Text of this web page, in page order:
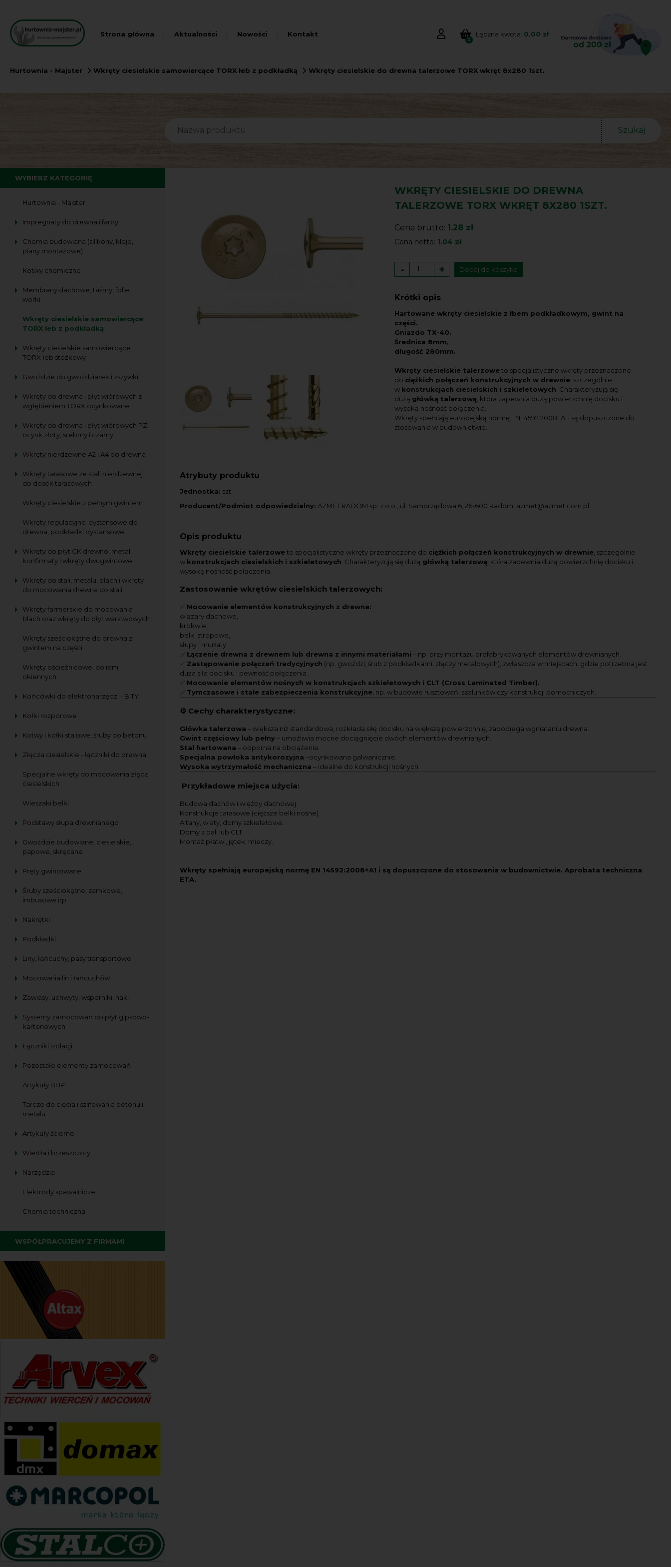
Strona główna Aktualności Nowości Kontakt
0
Łączna kwota: 0,00 zł
Hurtownia - Majster Wkręty ciesielskie samowiercące TORX łeb z podkładką Wkręty ciesielskie do drewna talerzowe TORX wkręt 8x280 1szt.
WYBIERZ KATEGORIĘ
Hurtownia - Majster
Impregnaty do drewna i farby
Chemia budowlana (silikony, kleje,
piany montażowe)
Kotwy chemiczne
Membrany dachowe, taśmy, folie,
worki
Wkręty ciesielskie samowiercące
TORX łeb z podkładką
Wkręty ciesielskie samowiercące
TORX łeb stożkowy
Gwoździe do gwoździarek i zszywki
Wkręty do drewna i płyt wiórowych z
wgłębieniem TORX ocynkowane
Wkręty do drewna i płyt wiórowych PZ
ocynk złoty, srebrny i czarny
Wkręty nierdzewne A2 i A4 do drewna
Wkręty tarasowe ze stali nierdzewnej
do desek tarasowych
Wkręty ciesielskie z pełnym gwintem
Wkręty regulacyjne-dystansowe do
drewna, podkładki dystansowe
Wkręty do płyt GK drewno, metal,
konfirmaty i wkręty dwugwintowe
Wkręty do stali, metalu, blach i wkręty
do mocowania drewna do stali
Wkręty farmerskie do mocowania
blach oraz wkręty do płyt warstwowych
Wkręty sześciokątne do drewna z
gwintem na części
Wkręty ościeżnicowe, do ram
okiennych
Końcówki do elektronarzędzi - BITY
Kołki rozporowe
Kotwy i kołki stalowe, śruby do betonu
Złącza ciesielskie - łączniki do drewna
Specjalne wkręty do mocowania złącz
ciesielskich
Wieszaki belki
Podstawy słupa drewnianego
Gwoździe budowlane, ciesielskie,
papowe, skręcane
Pręty gwintowane
Śruby sześciokątne, zamkowe,
imbusowe itp
Nakrętki
Podkładki
Liny, łańcuchy, pasy transportowe
Mocowania lin i łańcuchów
Zawiasy, uchwyty, wsporniki, haki
Systemy zamocowań do płyt gipsowo-
kartonowych
Łączniki izolacji
Pozostałe elementy zamocowań
Artykuły BHP
Tarcze do cięcia i szlifowania betonu i
metalu
Artykuły ścierne
Wiertła i brzeszczoty
Narzędzia
Elektrody spawalnicze
Chemia techniczna
WSPÓŁPRACUJEMY Z FIRMAMI
Szukaj
WKRĘTY CIESIELSKIE DO DREWNA
TALERZOWE TORX WKRĘT 8X280 1SZT.
Cena brutto: 1.28 zł
Cena netto: 1.04 zł
- + Dodaj do koszyka
Krótki opis
Hartowane wkręty ciesielskie z łbem podkładkowym, gwint na
części.
Gniazdo TX-40.
Średnica 8mm,
długość 280mm.
Wkręty ciesielskie talerzoweto specjalistyczne wkręty przeznaczone
do ciężkich połączeń konstrukcyjnych w drewnie , szczególnie
w konstrukcjach ciesielskich i szkieletowych . Charakteryzują się
dużą główką talerzową , która zapewnia dużą powierzchnię docisku i
wysoką nośność połączenia.
Wkręty spełniają europejską normę EN 14592:2008+A1 i są dopuszczone do
stosowania w budownictwie.
Atrybuty produktu
Jednostka: szt.
Producent/Podmiot odpowiedzialny: AZMET RADOM sp. z o.o., ul. Samorządowa 6, 26-600 Radom, azmet@azmet.com.pl
Opis produktu
Wkręty ciesielskie talerzoweto specjalistyczne wkręty przeznaczone do ciężkich połączeń konstrukcyjnych w drewnie , szczególnie
w konstrukcjach ciesielskich i szkieletowych . Charakteryzują się dużą główką talerzową , która zapewnia dużą powierzchnię docisku i
wysoką nośność połączenia.
Zastosowanie wkrętów ciesielskich talerzowych:
✅
Mocowanie elementów konstrukcyjnych z drewna:
wiązary dachowe,
krokwie,
belki stropowe,
słupy i murłaty.
✅
Łączenie drewna z drewnem lub drewna z innymi materiałami – np. przy montażu prefabrykowanych elementów drewnianych.
✅
Zastępowanie połączeń tradycyjnych (np. gwoździ, śrub z podkładkami, złączy metalowych), zwłaszcza w miejscach, gdzie potrzebna jest
duża siła docisku i pewność połączenia.
✅
Mocowanie elementów nośnych w konstrukcjach szkieletowych i CLT (Cross Laminated Timber).
✅
Tymczasowe i stałe zabezpieczenia konstrukcyjne , np. w budowie rusztowań, szalunków czy konstrukcji pomocniczych.
⚙️ Cechy charakterystyczne:
Główka talerzowa – większa niż standardowa, rozkłada siłę docisku na większą powierzchnię, zapobiega wgniataniu drewna.
Gwint częściowy lub pełny– umożliwia mocne dociągnięcie dwóch elementów drewnianych.
Stal hartowana – odporna na obciążenia.
Specjalna powłoka antykorozyjna –ocynkowana galwanicznie.
Wysoka wytrzymałość mechaniczna – idealne do konstrukcji nośnych.
Przykładowe miejsca użycia:
Budowa dachów i więźby dachowej.
Konstrukcje tarasowe (cięższe belki nośne).
Altany, wiaty, domy szkieletowe.
Domy z bali lub CLT.
Montaż płatwi, jętek, mieczy.
Wkręty spełniają europejską normę EN 14592:2008+A1 i są dopuszczone do stosowania w budownictwie. Aprobata techniczna
ETA.